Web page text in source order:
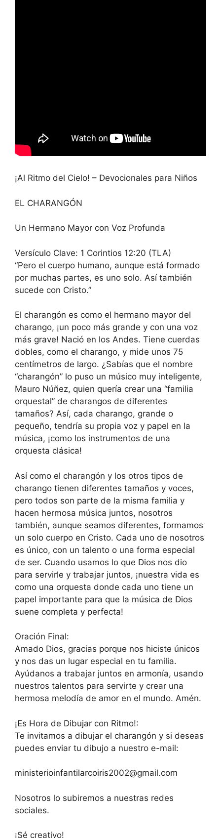
¡Al Ritmo del Cielo! – Devocionales para Niños
EL CHARANGÓN
Un Hermano Mayor con Voz Profunda
Versículo Clave: 1 Corintios 12:20 (TLA)
“Pero el cuerpo humano, aunque está formado
por muchas partes, es uno solo. Así también
sucede con Cristo.”
El charangón es como el hermano mayor del
charango, ¡un poco más grande y con una voz
más grave! Nació en los Andes. Tiene cuerdas
dobles, como el charango, y mide unos 75
centímetros de largo. ¿Sabías que el nombre
“charangón” lo puso un músico muy inteligente,
Mauro Núñez, quien quería crear una “familia
orquestal” de charangos de diferentes
tamaños? Así, cada charango, grande o
pequeño, tendría su propia voz y papel en la
música, ¡como los instrumentos de una
orquesta clásica!
Así como el charangón y los otros tipos de
charango tienen diferentes tamaños y voces,
pero todos son parte de la misma familia y
hacen hermosa música juntos, nosotros
también, aunque seamos diferentes, formamos
un solo cuerpo en Cristo. Cada uno de nosotros
es único, con un talento o una forma especial
de ser. Cuando usamos lo que Dios nos dio
para servirle y trabajar juntos, ¡nuestra vida es
como una orquesta donde cada uno tiene un
papel importante para que la música de Dios
suene completa y perfecta!
Oración Final:
Amado Dios, gracias porque nos hiciste únicos
y nos das un lugar especial en tu familia.
Ayúdanos a trabajar juntos en armonía, usando
nuestros talentos para servirte y crear una
hermosa melodía de amor en el mundo. Amén.
¡Es Hora de Dibujar con Ritmo!:
Te invitamos a dibujar el charangón y si deseas
puedes enviar tu dibujo a nuestro e-mail:
ministerioinfantilarcoiris2002@gmail.com
Nosotros lo subiremos a nuestras redes
sociales.
¡Sé creativo!